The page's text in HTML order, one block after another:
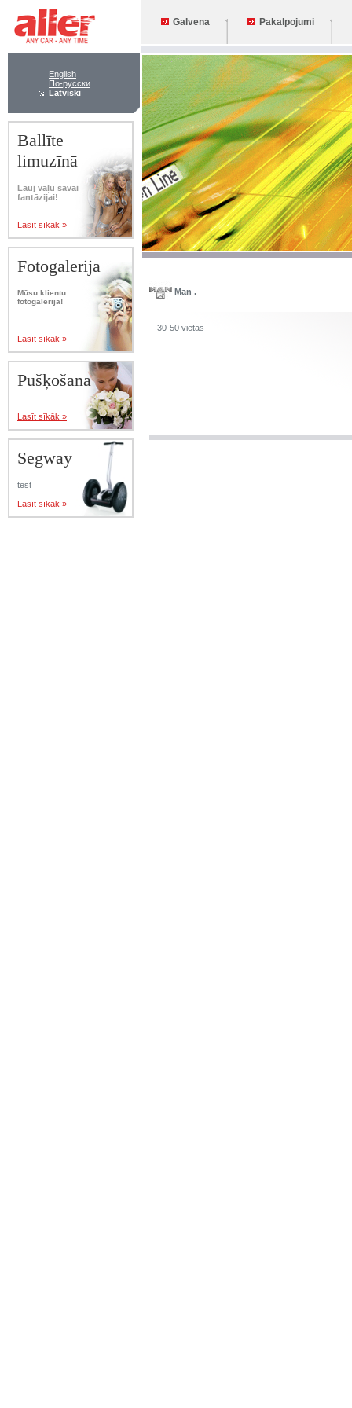
English
По-русски
Latviski
Ballīte
limuzīnā
Ļauj vaļu savai
fantāzijai!
Lasīt sīkāk »
Fotogalerija
Mūsu klientu
fotogalerija!
Lasīt sīkāk »
Pušķošana
Lasīt sīkāk »
Segway
test
Lasīt sīkāk »
Galvena Pakalpojumi
Man .
30-50 vietas